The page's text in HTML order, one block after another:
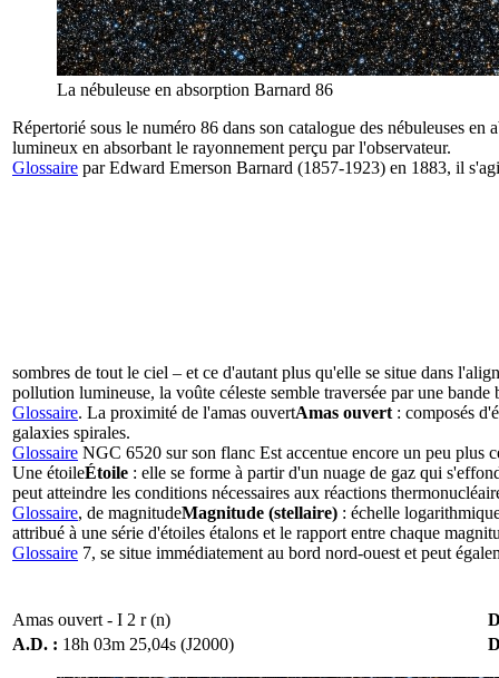
La nébuleuse en absorption Barnard 86
Répertorié sous le numéro 86 dans son catalogue des nébuleuses en
lumineux en absorbant le rayonnement perçu par l'observateur.
Glossaire par Edward Emerson Barnard (1857-1923) en 1883, il
sombres de tout le ciel – et ce d'autant plus qu'elle se situe dans
pollution lumineuse, la voûte céleste semble traversée par une
Glossaire. La proximité de l'amas ouvertAmas ouvert : composés
galaxies spirales.
Glossaire NGC 6520 sur son flanc Est accentue encore un peu plus
Une étoileÉtoile : elle se forme à partir d'un nuage de gaz qui
peut atteindre les conditions nécessaires aux réactions
Glossaire, de magnitudeMagnitude (stellaire) : échelle
attribué à une série d'étoiles étalons et le rapport entre chaque
Glossaire 7, se situe immédiatement au bord nord-ouest et peut
Amas ouvert - I 2 r (n)
A.D. : 18h 03m 25,04s (J2000)